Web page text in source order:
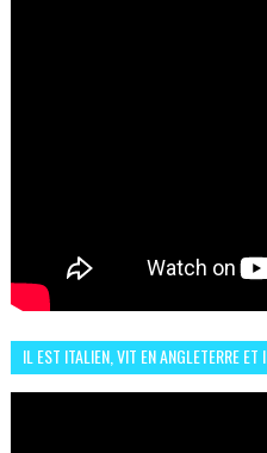
IL EST ITALIEN, VIT EN ANGLETERRE